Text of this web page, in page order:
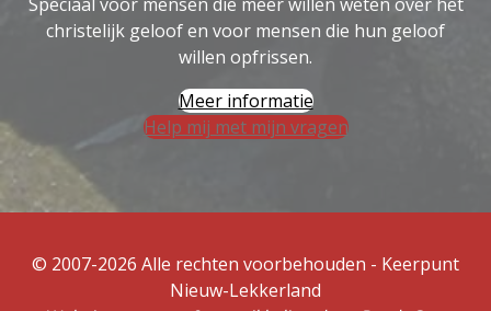
christelijk geloof en voor mensen die hun geloof
willen opfrissen.
Meer informatie
Help mij met mijn vragen
© 2007-2026 Alle rechten voorbehouden - Keerpunt
Nieuw-Lekkerland